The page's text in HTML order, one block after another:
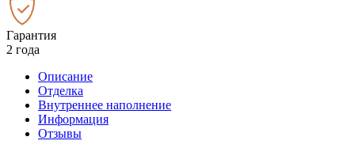
Гарантия
2 года
Описание
Отделка
Внутреннее наполнение
Информация
Отзывы